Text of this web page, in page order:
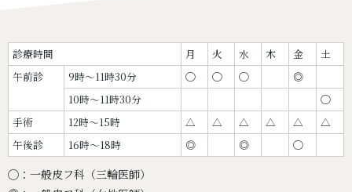
診療時間 月 火 水 木 金
土
午前診
9時〜11時30分 ◯ ◯ ◯
◎
10時〜11時30分
◯
手術
12時〜15時 △ △ △ △ △
△
午後診
16時〜18時 ◎ ◎ ◯
◯：一般皮フ科（三輪医師）